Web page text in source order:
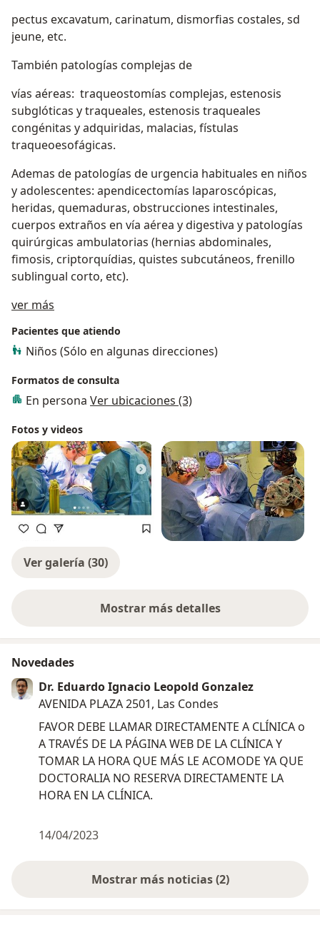
pectus excavatum, carinatum, dismorfias costales, sd
jeune, etc.
También patologías complejas de
vías aéreas: traqueostomías complejas, estenosis
subglóticas y traqueales, estenosis traqueales
congénitas y adquiridas, malacias, fístulas
traqueoesofágicas.
Ademas de patologías de urgencia habituales en niños
y adolescentes: apendicectomías laparoscópicas,
heridas, quemaduras, obstrucciones intestinales,
cuerpos extraños en vía aérea y digestiva y patologías
quirúrgicas ambulatorias (hernias abdominales,
fimosis, criptorquídias, quistes subcutáneos, frenillo
sublingual corto, etc).
ver más
Pacientes que atiendo
Niños (Sólo en algunas direcciones)
Formatos de consulta
En persona Ver ubicaciones (3)
Fotos y videos
Ver galería (30)
Mostrar más detalles
sobre la experiencia
Novedades
Dr. Eduardo Ignacio Leopold Gonzalez
AVENIDA PLAZA 2501, Las Condes
FAVOR DEBE LLAMAR DIRECTAMENTE A CLÍNICA o
A TRAVÉS DE LA PÁGINA WEB DE LA CLÍNICA Y
TOMAR LA HORA QUE MÁS LE ACOMODE YA QUE
DOCTORALIA NO RESERVA DIRECTAMENTE LA
HORA EN LA CLÍNICA.
14/04/2023
Mostrar más noticias (2)